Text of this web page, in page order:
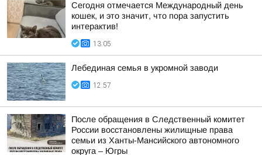
Сегодня отмечается Международный день
кошек, и это значит, что пора запустить
интерактив!
13:05
Лебединая семья в укромной заводи
12:57
После обращения в Следственный комитет
России восстановлены жилищные права
семьи из Ханты-Мансийского автономного
округа – Югры